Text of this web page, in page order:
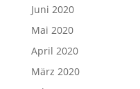
Juni 2020
Mai 2020
April 2020
März 2020